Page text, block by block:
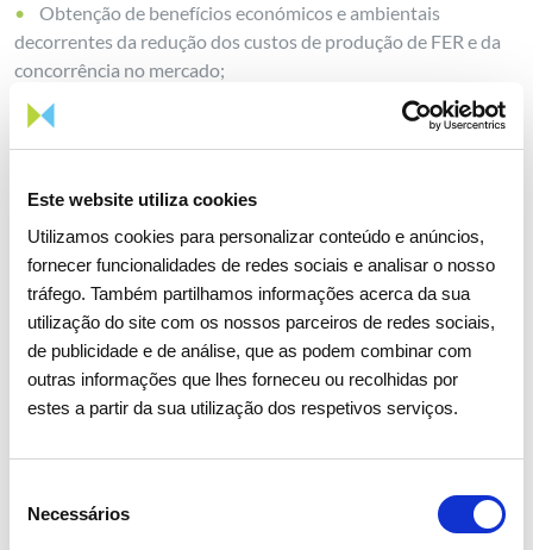
Este website utiliza cookies
Utilizamos cookies para personalizar conteúdo e anúncios,
fornecer funcionalidades de redes sociais e analisar o nosso
tráfego. Também partilhamos informações acerca da sua
utilização do site com os nossos parceiros de redes sociais,
de publicidade e de análise, que as podem combinar com
outras informações que lhes forneceu ou recolhidas por
estes a partir da sua utilização dos respetivos serviços.
Necessários
Obtenção de benefícios económicos e ambientais
decorrentes da redução dos custos de produção de FER e da
concorrência no mercado;
Redução de emissões de CO2, contribuindo para uma
melhor sustentabilidade do sistema elétrico europeu;
Obtenção de complementaridades entre diferentes
(nomeadamente hídrica e eólica);
Obtenção de complementaridades entre os sistemas
elétricos Português e Espanhol;
Evitar reduções de capacidade de interligação e, como
consequência, níveis mais baixos de competitividade entre os
agentes.
Fases do projeto
Consultas Públicas